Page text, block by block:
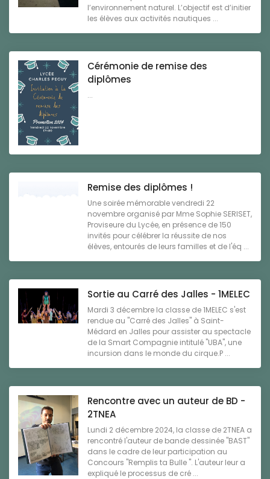
l’environnement naturel. L’objectif est d’initier
les élèves aux activités nautiques ...
Cérémonie de remise des
diplômes
...
Remise des diplômes !
Une soirée mémorable vendredi 22
novembre organisé par Mme Sophie SERISET,
Proviseure du Lycée, en présence de 150
invités pour célébrer la réussite de nos
élèves, entourés de leurs familles et de l'éq ...
Sortie au Carré des Jalles - 1MELEC
Mardi 3 décembre la classe de 1MELEC s'est
rendue au "Carré des Jalles" à Saint-
Médard en Jalles pour assister au spectacle
de la Smart Compagnie intitulé "UBA", une
incursion dans le monde du cirque.P ...
Rencontre avec un auteur de BD -
2TNEA
Lundi 2 décembre 2024, la classe de 2TNEA a
rencontré l'auteur de bande dessinée "BAST"
dans le cadre de leur participation au
Concours "Remplis ta Bulle ". L'auteur leur a
expliqué le processus de cré ...